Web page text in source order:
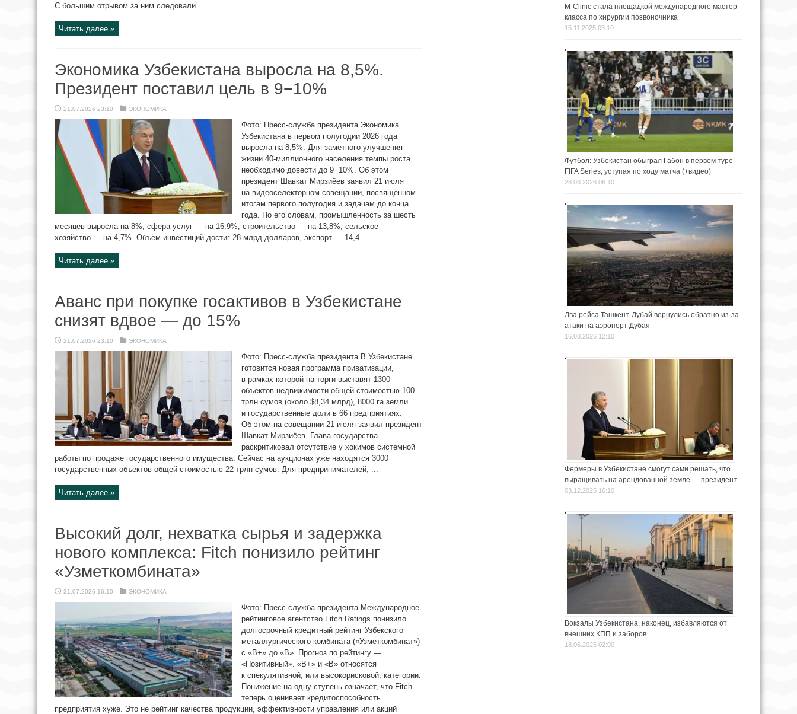
С большим отрывом за ним следовали ...
Читать далее »
Экономика Узбекистана выросла на 8,5%.
Президент поставил цель в 9−10%
21.07.2026 23:10 ЭКОНОМИКА
Фото: Пресс-служба президента Экономика
Узбекистана в первом полугодии 2026 года
выросла на 8,5%. Для заметного улучшения
жизни 40-миллионного населения темпы роста
необходимо довести до 9−10%. Об этом
президент Шавкат Мирзиёев заявил 21 июля
на видеоселекторном совещании, посвящённом
итогам первого полугодия и задачам до конца
года. По его словам, промышленность за шесть
месяцев выросла на 8%, сфера услуг — на 16,9%, строительство — на 13,8%, сельское
хозяйство — на 4,7%. Объём инвестиций достиг 28 млрд долларов, экспорт — 14,4 ...
Читать далее »
Аванс при покупке госактивов в Узбекистане
снизят вдвое — до 15%
21.07.2026 23:10 ЭКОНОМИКА
Фото: Пресс-служба президента В Узбекистане
готовится новая программа приватизации,
в рамках которой на торги выставят 1300
объектов недвижимости общей стоимостью 100
трлн сумов (около $8,34 млрд), 8000 га земли
и государственные доли в 66 предприятиях.
Об этом на совещании 21 июля заявил президент
Шавкат Мирзиёев. Глава государства
раскритиковал отсутствие у хокимов системной
работы по продаже государственного имущества. Сейчас на аукционах уже находятся 3000
государственных объектов общей стоимостью 22 трлн сумов. Для предпринимателей, ...
Читать далее »
Высокий долг, нехватка сырья и задержка
нового комплекса: Fitch понизило рейтинг
«Узметкомбината»
21.07.2026 16:10 ЭКОНОМИКА
Фото: Пресс-служба президента Международное
рейтинговое агентство Fitch Ratings понизило
долгосрочный кредитный рейтинг Узбекского
металлургического комбината («Узметкомбинат»)
с «B+» до «B». Прогноз по рейтингу —
«Позитивный». «B+» и «B» относятся
к спекулятивной, или высокорисковой, категории.
Понижение на одну ступень означает, что Fitch
теперь оценивает кредитоспособность
предприятия хуже. Это не рейтинг качества продукции, эффективности управления или акций
M-Clinic стала площадкой международного мастер-
класса по хирургии позвоночника
15.11.2025 03:10
Футбол: Узбекистан обыграл Габон в первом туре
FIFA Series, уступая по ходу матча (+видео)
28.03.2026 06:10
Два рейса Ташкент-Дубай вернулись обратно из-за
атаки на аэропорт Дубая
16.03.2026 12:10
Фермеры в Узбекистане смогут сами решать, что
выращивать на арендованной земле — президент
03.12.2025 16:10
Вокзалы Узбекистана, наконец, избавляются от
внешних КПП и заборов
18.06.2025 02:00